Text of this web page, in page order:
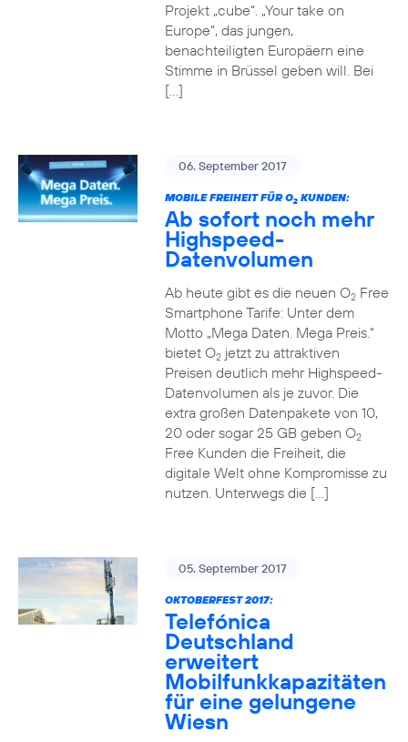
Projekt „cube“. „Your take on
Europe“, das jungen,
benachteiligten Europäern eine
Stimme in Brüssel geben will. Bei
[…]
06. September 2017
MOBILE FREIHEIT FÜR O2KUNDEN:
Ab sofort noch mehr
Highspeed-
Datenvolumen
Ab heute gibt es die neuen O2Free
Smartphone Tarife: Unter dem
Motto „Mega Daten. Mega Preis.“
bietet O2jetzt zu attraktiven
Preisen deutlich mehr Highspeed-
Datenvolumen als je zuvor. Die
extra großen Datenpakete von 10,
20 oder sogar 25 GB geben O2
Free Kunden die Freiheit, die
digitale Welt ohne Kompromisse zu
nutzen. Unterwegs die […]
05. September 2017
OKTOBERFEST 2017:
Telefónica
Deutschland
erweitert
Mobilfunkkapazitäten
für eine gelungene
Wiesn